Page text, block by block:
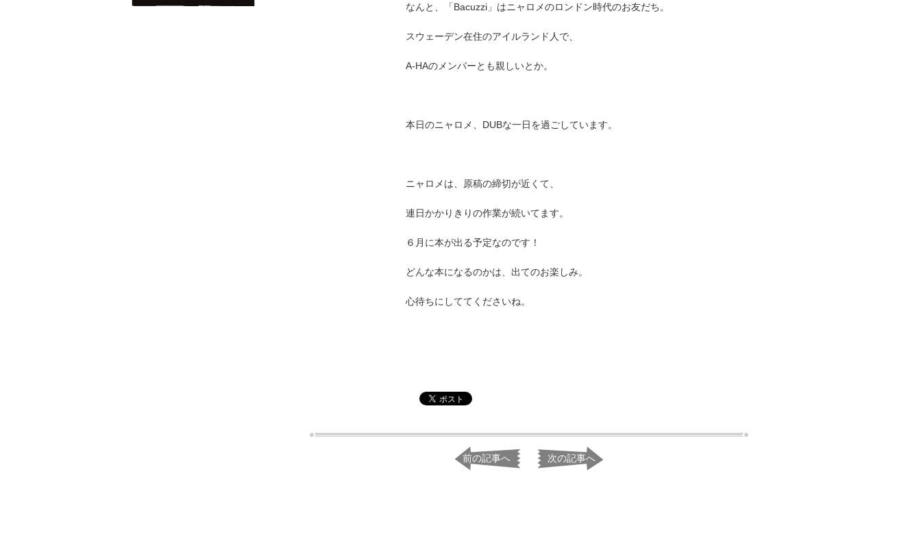
なんと、「Bacuzzi」はニャロメのロンドン時代のお友だち。
スウェーデン在住のアイルランド人で、
A-HAのメンバーとも親しいとか。
本日のニャロメ、DUBな一日を過ごしています。
ニャロメは、原稿の締切が近くて、
連日かかりきりの作業が続いてます。
６月に本が出る予定なのです！
どんな本になるのかは、出てのお楽しみ。
心待ちにしててくださいね。
前の記事へ 次の記事へ